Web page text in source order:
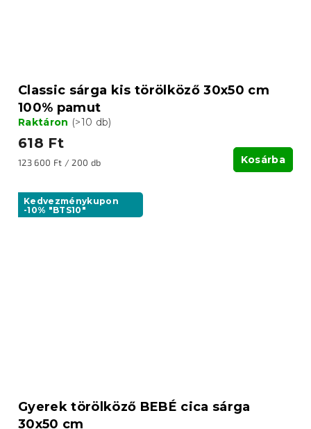
Classic sárga kis törölköző 30x50 cm
100% pamut
Raktáron (>10 db)
618 Ft
Egységár:
123 600 Ft / 200 db Kosárba
Kedvezménykupon
-10% "BTS10"
Gyerek törölköző BEBÉ cica sárga
30x50 cm